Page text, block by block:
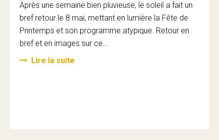
Après une semaine bien pluvieuse, le soleil a fait un
bref retour le 8 mai, mettant en lumière la Fête de
Printemps et son programme atypique. Retour en
bref et en images sur ce...
Lire la suite